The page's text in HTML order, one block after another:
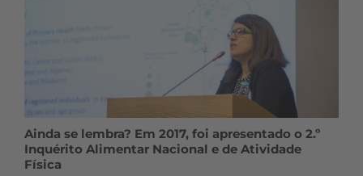
Ainda se lembra? Em 2017, foi apresentado o 2.º
Inquérito Alimentar Nacional e de Atividade
Física